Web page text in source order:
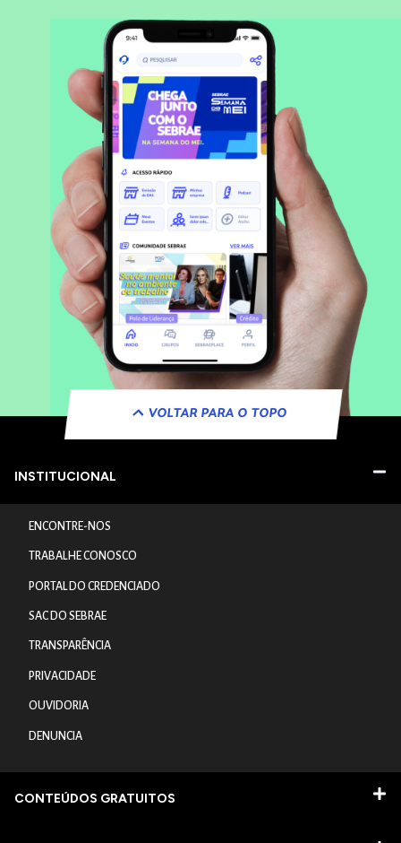
VOLTAR PARA O TOPO
INSTITUCIONAL
ENCONTRE-NOS
TRABALHE CONOSCO
PORTAL DO CREDENCIADO
SAC DO SEBRAE
TRANSPARÊNCIA
PRIVACIDADE
OUVIDORIA
DENUNCIA
CONTEÚDOS GRATUITOS